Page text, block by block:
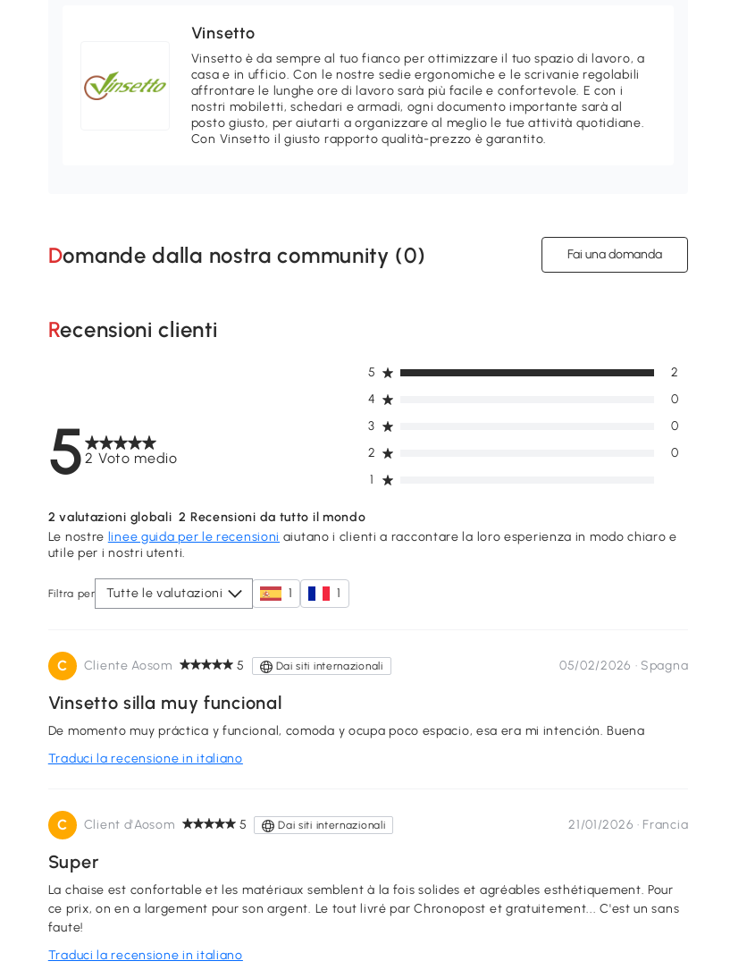
Vinsetto
Vinsetto è da sempre al tuo fianco per ottimizzare il tuo spazio di lavoro, a
casa e in ufficio. Con le nostre sedie ergonomiche e le scrivanie regolabili
affrontare le lunghe ore di lavoro sarà più facile e confortevole. E con i
nostri mobiletti, schedari e armadi, ogni documento importante sarà al
posto giusto, per aiutarti a organizzare al meglio le tue attività quotidiane.
Con Vinsetto il giusto rapporto qualità-prezzo è garantito.
Domande dalla nostra community (0) Fai una domanda
Recensioni clienti
52 Voto medio
1
2 0
3 0
4 0
5 2
2 valutazioni globali 2 Recensioni da tutto il mondo
Le nostre linee guida per le recensioni aiutano i clienti a raccontare la loro esperienza in modo chiaro e
utile per i nostri utenti.
Filtra per Tutte le valutazioni 1 1
C Cliente Aosom 5 Dai siti internazionali 05/02/2026 · Spagna
Vinsetto silla muy funcional
De momento muy práctica y funcional, comoda y ocupa poco espacio, esa era mi intención. Buena
Traduci la recensione in italiano
C Client d'Aosom 5 Dai siti internazionali 21/01/2026 · Francia
Super
La chaise est confortable et les matériaux semblent à la fois solides et agréables esthétiquement. Pour
ce prix, on en a largement pour son argent. Le tout livré par Chronopost et gratuitement... C'est un sans
faute!
Traduci la recensione in italiano